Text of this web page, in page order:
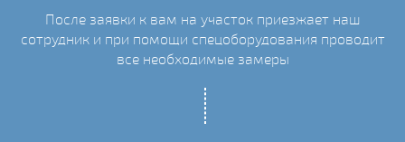
После заявки к вам на участок приезжает наш
сотрудник и при помощи спецоборудования проводит
все необходимые замеры